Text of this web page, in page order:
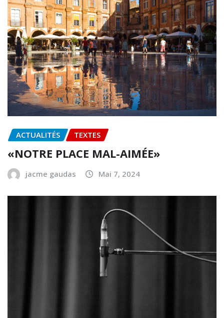
ACTUALITÉS TEXTES
«NOTRE PLACE MAL-AIMÉE»
jacme gaudas Mai 7, 2024